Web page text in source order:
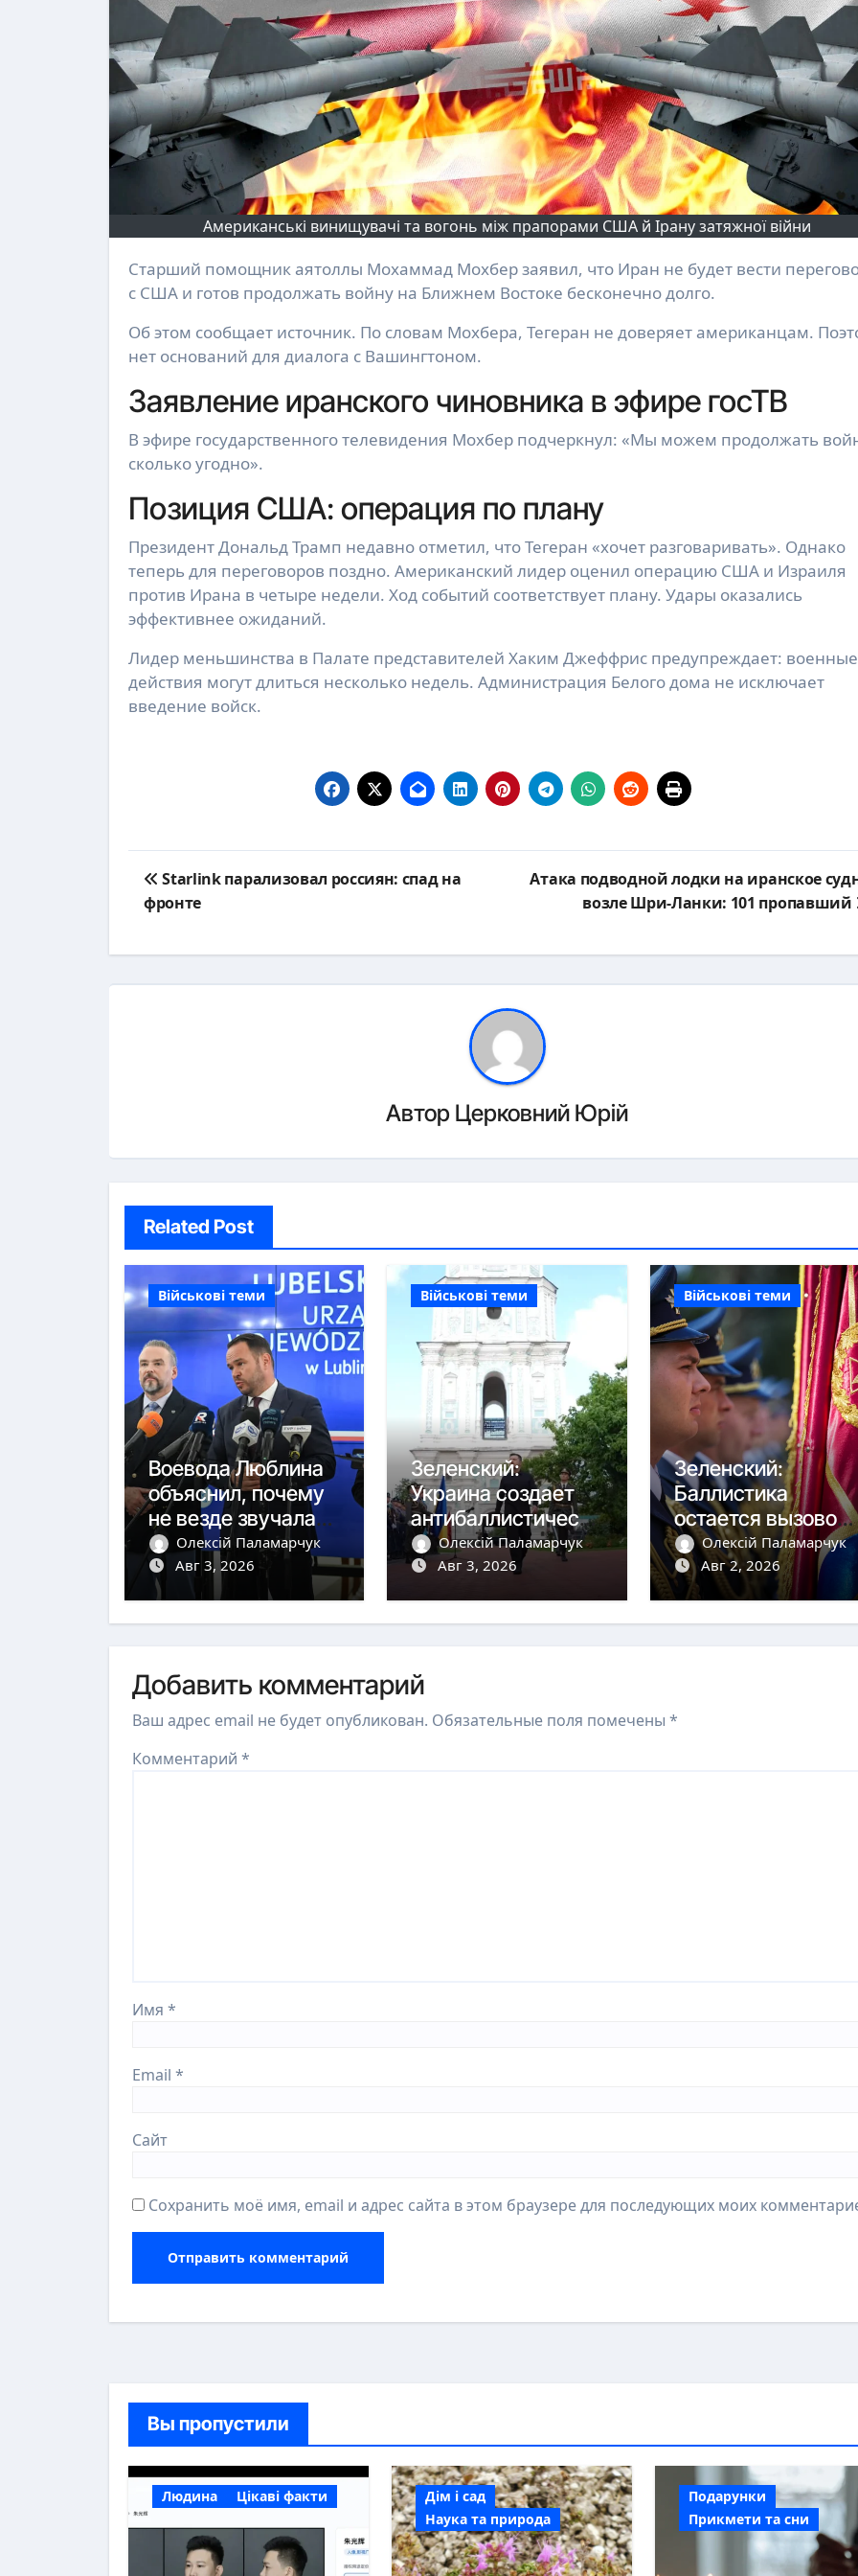
Американські винищувачі та вогонь між прапорами США й Ірану затяжної війни
Старший помощник аятоллы Мохаммад Мохбер заявил, что Иран не будет вести переговоры
с США и готов продолжать войну на Ближнем Востоке бесконечно долго.
Об этом сообщает источник. По словам Мохбера, Тегеран не доверяет американцам.
нет оснований для диалога с Вашингтоном.
Заявление иранского чиновника в эфире госТВ
В эфире государственного телевидения Мохбер подчеркнул: «Мы можем продолжать
сколько угодно».
Позиция США: операция по плану
Президент Дональд Трамп недавно отметил, что Тегеран «хочет разговаривать». Однако
теперь для переговоров поздно. Американский лидер оценил операцию США и Израиля
против Ирана в четыре недели. Ход событий соответствует плану. Удары оказались
эффективнее ожиданий.
Лидер меньшинства в Палате представителей Хаким Джеффрис предупреждает: военные
действия могут длиться несколько недель. Администрация Белого дома не исключает
введение войск.
Навигация
по
Starlink парализовал россиян: спад на
фронте
Атака подводной лодки на иранское
возле Шри-Ланки: 101 пропавший
Автор Церковний Юрій
Related Post
Військові теми
Воевода Люблина
объяснил, почему
не везде звучала
тревога
Олексій Паламарчук
Авг 3, 2026
Військові теми
Зеленский:
Украина создает
антибаллистическу
ю систему «Фрея»
с Европой
Олексій Паламарчук
Авг 3, 2026
Військові теми
Зеленский:
Баллистика
остается вызовом,
но дроны сбиваем
более чем на 90%
Олексій Паламарчук
Авг 2, 2026
Добавить комментарий
Ваш адрес email не будет опубликован. Обязательные поля помечены *
Комментарий *
Имя *
Email *
Сайт
Сохранить моё имя, email и адрес сайта в этом браузере для последующих моих
Вы пропустили
Людина Цікаві факти
Дім і сад
Наука та природа
Подарунки
Прикмети та сни